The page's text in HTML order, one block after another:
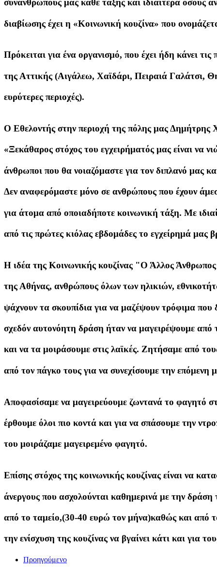
συνανθρώπους μας κάθε τάξης και ιδιαίτερα όσους
διαβίωσης έχει η «Κοινωνική κουζίνα» που
Πρόκειται για ένα οργανισμό, που έχει ήδη κάνει
της Αττικής (Αιγάλεω, Χαϊδάρι, Πειραιά Γαλάτσι,
ευρύτερες περιοχές).
O Εθελοντής στην περιοχή της πόλης μας Δημήτρης
«Ξεκάθαρος στόχος του εγχειρήματός μας είναι να
άνθρωποι που θα νοιαζόμαστε για τον διπλανό μας
Δεν αναφερόμαστε μόνο σε ανθρώπους που έχουν
για άτομα από οποιαδήποτε κοινωνική τάξη. Με
από τις πρώτες κιόλας εβδομάδες το εγχείρημά μας
Η ιδέα της Κοινωνικής κουζίνας "Ο Άλλος
της Αθήνας, ανθρώπους όλων των ηλικιών,
ψάχνουν τα σκουπίδια για να μαζέψουν τρόφιμα
σχεδόν αυτονόητη δράση ήταν να μαγειρέψουμε
και να τα μοιράσουμε στις λαϊκές. Ζητήσαμε από
από τον πάγκο τους για να συνεχίσουμε την επόμενη
Αποφασίσαμε να μαγειρεύουμε ζωντανά το φαγητό
έρθουμε όλοι πιο κοντά και για να σπάσουμε την
του μοιράζαμε μαγειρεμένο φαγητό.
Επίσης στόχος της κοινωνικής κουζίνας είναι να
άνεργους που ασχολούνται καθημερινά με την
από το ταμείο,(30-40 ευρώ τον μήνα)καθώς και από
την ενίσχυση της κουζίνας να βγαίνει κάτι και για
Προηγούμενο